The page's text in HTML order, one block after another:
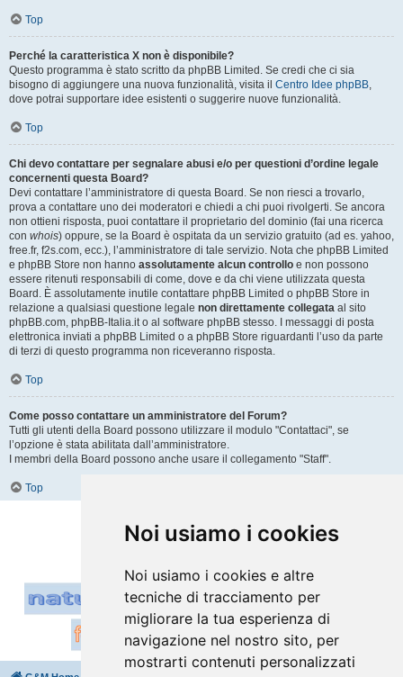
Noi usiamo i cookies
Noi usiamo i cookies e altre
tecniche di tracciamento per
migliorare la tua esperienza di
navigazione nel nostro sito, per
mostrarti contenuti personalizzati
Top
Perché la caratteristica X non è disponibile?
Questo programma è stato scritto da phpBB Limited. Se credi che ci sia
bisogno di aggiungere una nuova funzionalità, visita il Centro Idee phpBB,
dove potrai supportare idee esistenti o suggerire nuove funzionalità.
Top
Chi devo contattare per segnalare abusi e/o per questioni d’ordine legale
concernenti questa Board?
Devi contattare l’amministratore di questa Board. Se non riesci a trovarlo,
prova a contattare uno dei moderatori e chiedi a chi puoi rivolgerti. Se ancora
non ottieni risposta, puoi contattare il proprietario del dominio (fai una ricerca
con whois) oppure, se la Board è ospitata da un servizio gratuito (ad es. yahoo,
free.fr, f2s.com, ecc.), l’amministratore di tale servizio. Nota che phpBB Limited
e phpBB Store non hanno assolutamente alcun controllo e non possono
essere ritenuti responsabili di come, dove e da chi viene utilizzata questa
Board. È assolutamente inutile contattare phpBB Limited o phpBB Store in
relazione a qualsiasi questione legale non direttamente collegata al sito
phpBB.com, phpBB-Italia.it o al software phpBB stesso. I messaggi di posta
elettronica inviati a phpBB Limited o a phpBB Store riguardanti l’uso da parte
di terzi di questo programma non riceveranno risposta.
Top
Come posso contattare un amministratore del Forum?
Tutti gli utenti della Board possono utilizzare il modulo "Contattaci", se
l’opzione è stata abilitata dall’amministratore.
I membri della Board possono anche usare il collegamento "Staff".
Top